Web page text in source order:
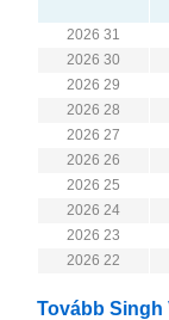
2026 31
2026 30
2026 29
2026 28
2026 27
2026 26
2026 25
2026 24
2026 23
2026 22
Tovább Singh